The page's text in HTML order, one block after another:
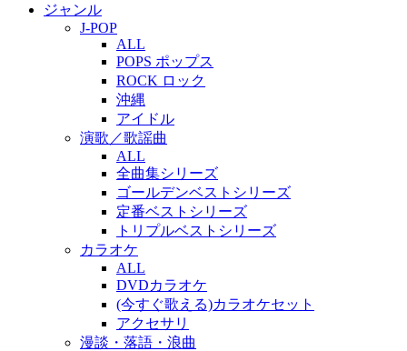
ジャンル
J-POP
ALL
POPS ポップス
ROCK ロック
沖縄
アイドル
演歌／歌謡曲
ALL
全曲集シリーズ
ゴールデンベストシリーズ
定番ベストシリーズ
トリプルベストシリーズ
カラオケ
ALL
DVDカラオケ
(今すぐ歌える)カラオケセット
アクセサリ
漫談・落語・浪曲